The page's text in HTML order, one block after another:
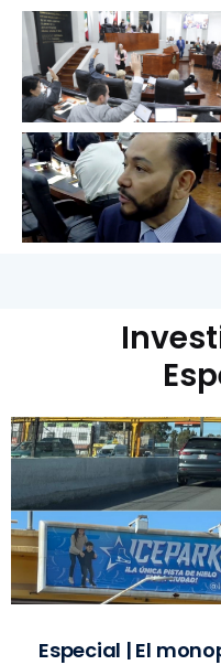
Especial | El